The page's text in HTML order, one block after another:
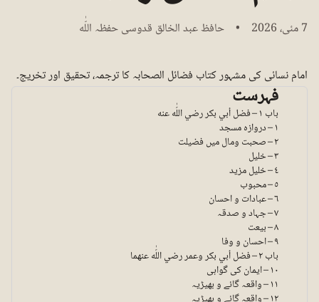
7 مئی، 2026 • حافظ عبد الخالق قدوسی حفظہ اللّٰه
امام نسائی کی مشہور كتاب فضائل الصحابہ کا ترجمہ، تحقیق اور تخریج۔
فہرست
باب ١ – فضل أبي بكر رضي اللّٰه عنه
١ – دروازہ مسجد
٢ – صحبت ومال میں فضیلت
٣ – خلیل
٤ – خلیل مزید
٥ – محبوب
٦ – عبادات و احسان
٧ – جہاد و صدقہ
٨ – بیعت
٩ – احسان و وفا
باب ٢ – فضل أبي بكر وعمر رضي اللّٰه عنهما
١٠ – ایمان کی گواہی
١١ – واقعہ گائے و بھیڑیہ